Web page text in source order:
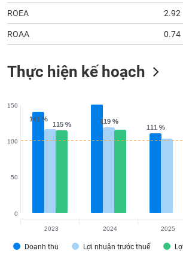
ROEA 2.92
ROAA 0.74
Thực hiện kế hoạch
141 %
141 %
111 %
111 %
119 %
119 %
115 %
115 %
Doanh thu Lợi nhuận trước thuế
0
50
100
150
2023 2024 2025